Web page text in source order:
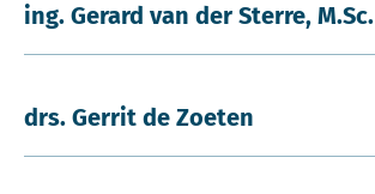
ing. Gerard van der Sterre, M.Sc.
drs. Gerrit de Zoeten